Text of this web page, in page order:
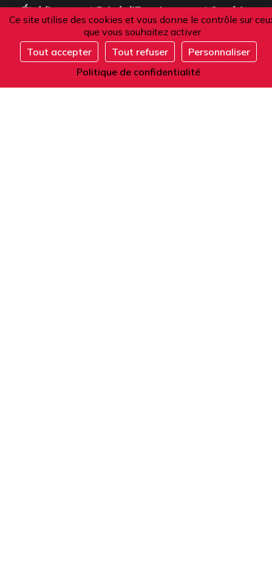
Ce site utilise des cookies et vous donne le contrôle sur
que vous souhaitez activer
Tout accepter
Tout refuser
Personnaliser
Politique de confidentialité
S'inscrire
-Établissement Privé d'Enseignement Supérieur
Adresse